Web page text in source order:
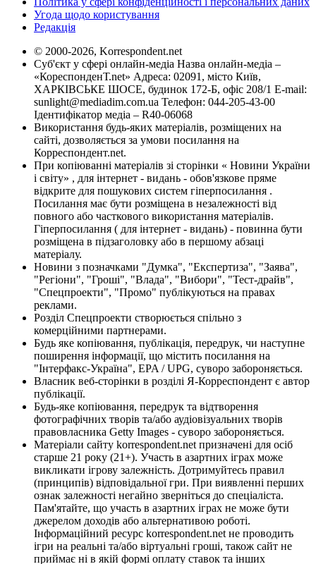
Угода щодо користування
Редакція
© 2000-2026, Korrespondent.net
Суб'єкт у сфері онлайн-медіа Назва онлайн-медіа –
«КореспонденТ.net» Адреса: 02091, місто Київ,
ХАРКІВСЬКЕ ШОСЕ, будинок 172-Б, офіс 208/1 E-mail:
sunlight@mediadim.com.ua Телефон: 044-205-43-00
Ідентифікатор медіа – R40-06068
Використання будь-яких матеріалів, розміщених на
сайті, дозволяється за умови посилання на
Корреспондент.net.
При копіюванні матеріалів зі сторінки « Новини України
і світу» , для інтернет - видань - обов'язкове пряме
відкрите для пошукових систем гіперпосилання .
Посилання має бути розміщена в незалежності від
повного або часткового використання матеріалів.
Гіперпосилання ( для інтернет - видань) - повинна бути
розміщена в підзаголовку або в першому абзаці
матеріалу.
Новини з позначками "Думка", "Експертиза", "Заява",
"Регіони", "Гроші", "Влада", "Вибори", "Тест-драйв",
"Спецпроекти", "Промо" публікуються на правах
реклами.
Розділ Спецпроекти створюється спільно з
комерційними партнерами.
Будь яке копіювання, публікація, передрук, чи наступне
поширення інформації, що містить посилання на
"Інтерфакс-Україна", EPA / UPG, суворо забороняється.
Власник веб-сторінки в розділі Я-Корреспондент є автор
публікації.
Будь-яке копіювання, передрук та відтворення
фотографічних творів та/або аудіовізуальних творів
правовласника Getty Images - суворо забороняється.
Матеріали сайту korrespondent.net призначені для осіб
старше 21 року (21+). Участь в азартних іграх може
викликати ігрову залежність. Дотримуйтесь правил
(принципів) відповідальної гри. При виявленні перших
ознак залежності негайно зверніться до спеціаліста.
Пам'ятайте, що участь в азартних іграх не може бути
джерелом доходів або альтернативою роботі.
Інформаційний ресурс korrespondent.net не проводить
ігри на реальні та/або віртуальні гроші, також сайт не
приймає ні в якій формі оплату ставок та інших